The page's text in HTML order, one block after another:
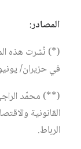
المصادر:
في حزيران/ يونيو
(**) محمّد
القانونية
الرباط.